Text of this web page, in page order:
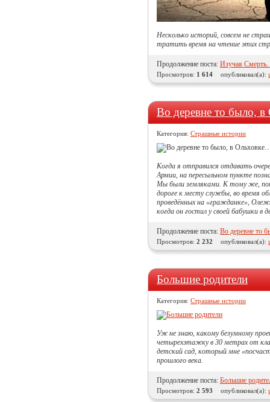
Несколько историй, совсем не
тратить время на чтение этих
Продолжение поста: Изучая Смерть.
Просмотров: 1 614 опубликовал(а):
Во деревне то было,
Категория: Страшные истории
Когда я отправился отдавать
Армии, на пересыльном пункте
Мы были земляками. К тому же,
дороге к месту службы, во время
проведённых на «гражданке»,
когда он гостил у своей бабушки в
Продолжение поста: Во деревне то
Просмотров: 2 232 опубликовал(а):
Большие родители
Категория: Страшные истории
Уж не знаю, какому безумному
четырехэтажку в 30 метрах от
детский сад, который мне
прошлого века.
Продолжение поста: Большие
Просмотров: 2 593 опубликовал(а):